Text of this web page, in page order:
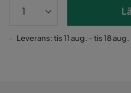
Leverans: tis 11 aug. - tis 18 aug.